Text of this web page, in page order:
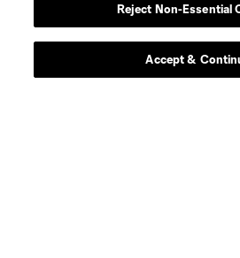
Reject Non-Essential
Accept &